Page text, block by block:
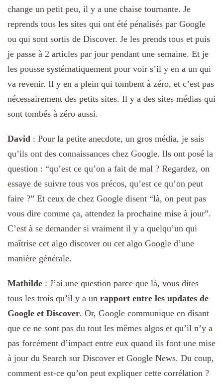
change un petit peu, il y a une chaise tournante. Je
reprends tous les sites qui ont été pénalisés par Google
ou qui sont sortis de Discover. Je les prends tous et puis
je passe à 2 articles par jour pendant une semaine. Et je
les pousse systématiquement pour voir s’il y en a un qui
va revenir. Il y en a plein qui tombent à zéro, et c’est pas
nécessairement des petits sites. Il y a des sites médias qui
sont tombés à zéro aussi.
David : Pour la petite anecdote, un gros média, je sais
qu’ils ont des connaissances chez Google. Ils ont posé la
question : “qu’est ce qu’on a fait de mal ? Regardez, on
essaye de suivre tous vos précos, qu’est ce qu’on peut
faire ?” Et ceux de chez Google disent “là, on peut pas
vous dire comme ça, attendez la prochaine mise à jour”.
C’est à se demander si vraiment il y a quelqu’un qui
maîtrise cet algo discover ou cet algo Google d’une
manière générale.
Mathilde : J’ai une question parce que là, vous dites
tous les trois qu’il y a un rapport entre les updates de
Google et Discover. Or, Google communique en disant
que ce ne sont pas du tout les mêmes algos et qu’il n’y a
pas forcément d’impact entre eux quand ils font une mise
à jour du Search sur Discover et Google News. Du coup,
comment est-ce qu’on peut expliquer cette corrélation ?